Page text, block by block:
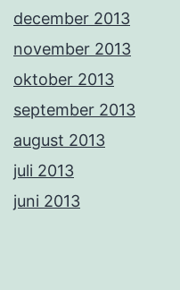
december 2013
november 2013
oktober 2013
september 2013
august 2013
juli 2013
juni 2013